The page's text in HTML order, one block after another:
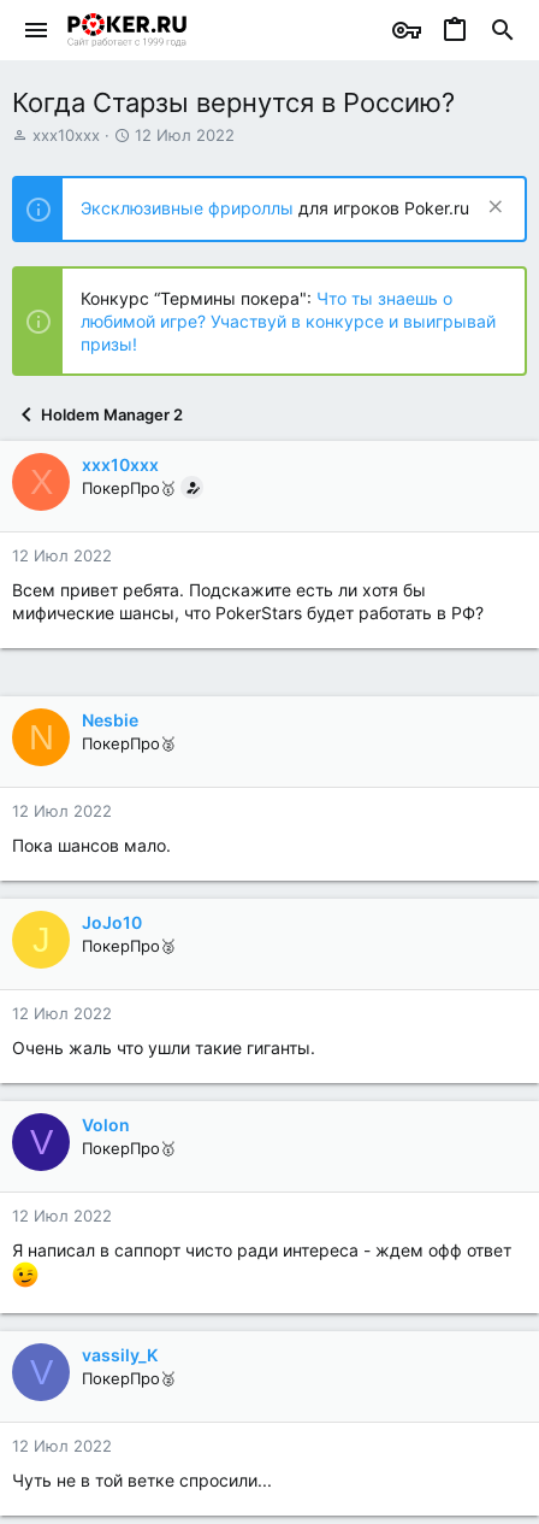
Когда Старзы вернутся в Россию?
А
т
о
р
т
е
ы
xxx10xxx
Д
т
н
а
ч
л
а
12 Июл 2022
Эксклюзивные фрироллы для игроков Poker.ru
Конкурс “Термины покера": Что ты знаешь о
любимой игре? Участвуй в конкурсе и выигрывай
призы!
Holdem Manager 2
X xxx10xxx
ПокерПро🥇
12 Июл 2022
Всем привет ребята. Подскажите есть ли хотя бы
мифические шансы, что PokerStars будет работать в РФ?
N Nesbie
ПокерПро🥈
12 Июл 2022
Пока шансов мало.
J JoJo10
ПокерПро🥈
12 Июл 2022
Очень жаль что ушли такие гиганты.
V Volon
ПокерПро🥇
12 Июл 2022
Я написал в саппорт чисто ради интереса - ждем офф ответ
V vassily_K
ПокерПро🥈
12 Июл 2022
Чуть не в той ветке спросили...